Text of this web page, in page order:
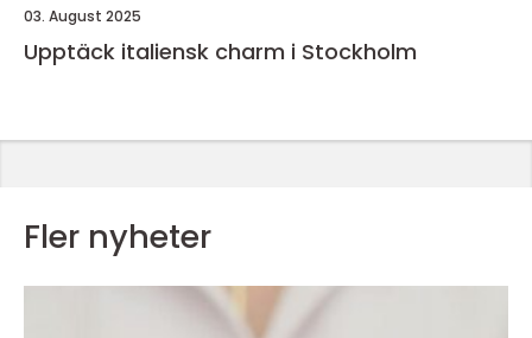
03. August 2025
Upptäck italiensk charm i Stockholm
Fler nyheter